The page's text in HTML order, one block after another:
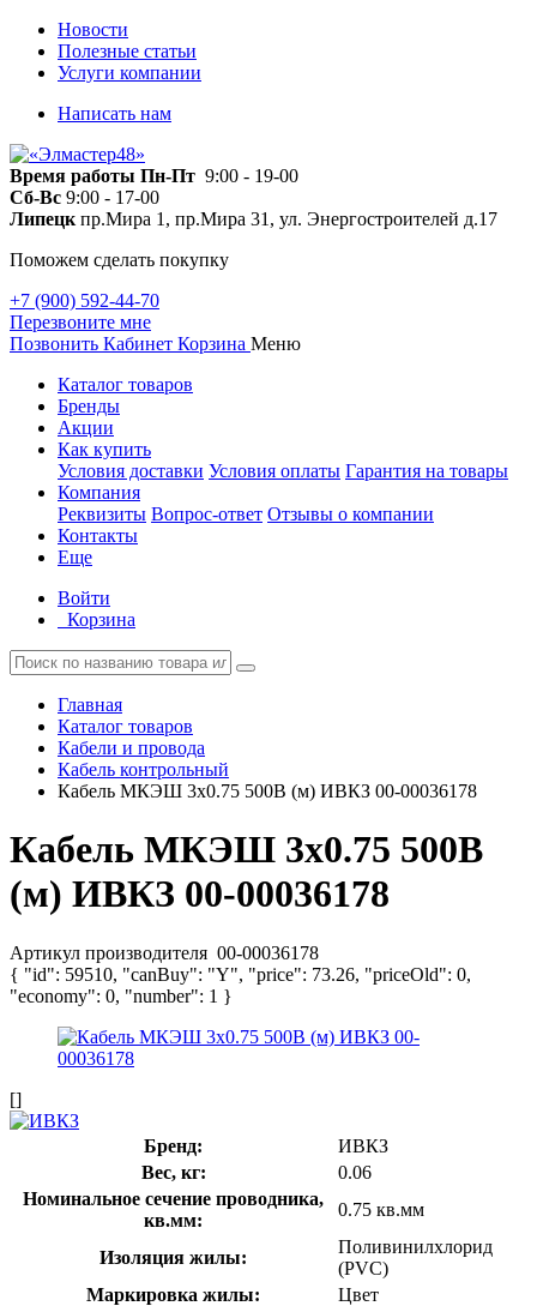
Новости
Полезные статьи
Услуги компании
Написать нам
Время работы Пн-Пт 9:00 - 19-00
Сб-Вс 9:00 - 17-00
Липецк пр.Мира 1, пр.Мира 31, ул. Энергостроителей д.17
Поможем сделать покупку
+7 (900) 592-44-70
Перезвоните мне
Позвонить Кабинет Корзина Меню
Каталог товаров
Бренды
Акции
Как купить
Условия доставки Условия оплаты Гарантия на товары
Компания
Реквизиты Вопрос-ответ Отзывы о компании
Контакты
Еще
Войти
Корзина
Главная
Каталог товаров
Кабели и провода
Кабель контрольный
Кабель МКЭШ 3х0.75 500В (м) ИВКЗ 00-00036178
Кабель МКЭШ 3х0.75 500В
(м) ИВКЗ 00-00036178
Артикул производителя 00-00036178
{ "id": 59510, "canBuy": "Y", "price": 73.26, "priceOld": 0,
"economy": 0, "number": 1 }
[]
Бренд:
ИВКЗ
Вес, кг:
0.06
Номинальное сечение проводника,
кв.мм:
0.75 кв.мм
Изоляция жилы:
Поливинилхлорид
(PVC)
Маркировка жилы:
Цвет